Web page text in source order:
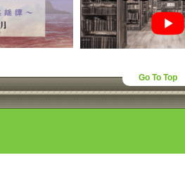
Go To Top